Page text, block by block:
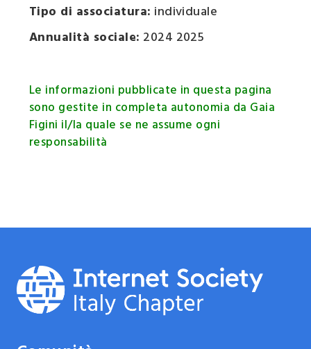
Tipo di associatura: individuale
Annualità sociale: 2024 2025
Le informazioni pubblicate in questa pagina
sono gestite in completa autonomia da Gaia
Figini il/la quale se ne assume ogni
responsabilità